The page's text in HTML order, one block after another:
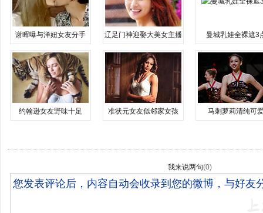
谢晖曝与洋妞女友分手 辽足门神迎娶大美女主播 曼城乳娃全裸遮3
约翰逊女友野味十足 准状元女友似邻家女孩 马刺萝莉清纯可
我来说两句(0)